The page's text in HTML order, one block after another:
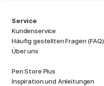
Service
Kundenservice
Häufig gestellten Fragen (FAQ)
Über uns
Pen Store Plus
Inspiration und Anleitungen